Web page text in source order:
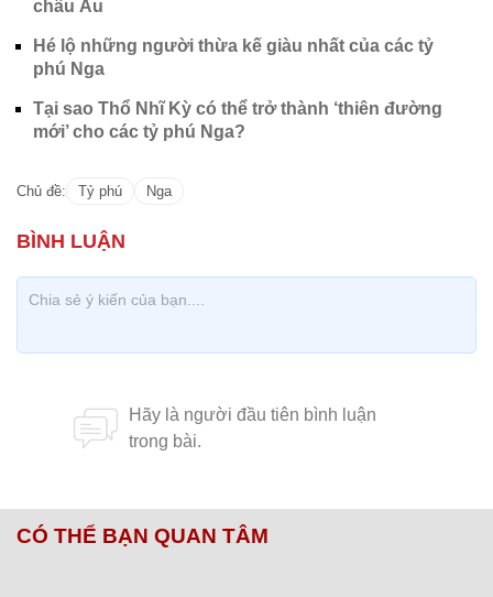
châu Âu
Hé lộ những người thừa kế giàu nhất của các tỷ
phú Nga
Tại sao Thổ Nhĩ Kỳ có thể trở thành ‘thiên đường
mới’ cho các tỷ phú Nga?
Chủ đề: Tỷ phú Nga
CÓ THỂ BẠN QUAN TÂM